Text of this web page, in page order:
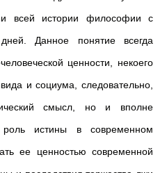
всей истории философии с
Данное понятие всегда
ценности, некоего
и социума, следовательно,
смысл, но и вполне
роль истины в современном
ее ценностью современной